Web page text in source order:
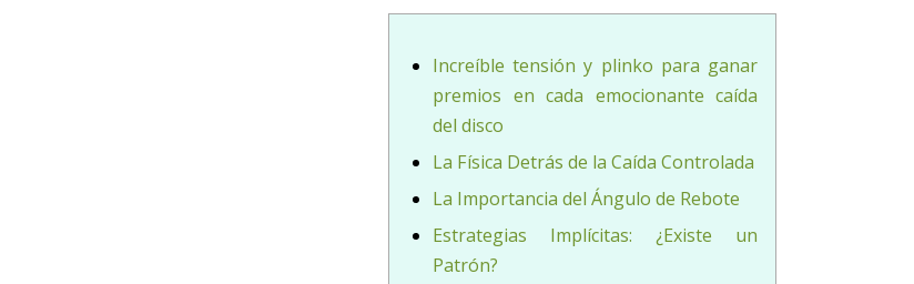
Increíble tensión y plinko para ganar
premios en cada emocionante caída
del disco
La Física Detrás de la Caída Controlada
La Importancia del Ángulo de Rebote
Estrategias Implícitas: ¿Existe un
Patrón?